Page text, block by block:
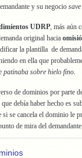
y su negocio
UDRP, más aún
original hacia
la plantilla de
en ella que
patinaba sobre hielo fino.
de dominios por parte
debía haber hecho es
se cancela el dominio le
de mira del demandante